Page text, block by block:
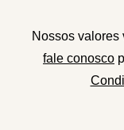
Nossos valores
fale conosco